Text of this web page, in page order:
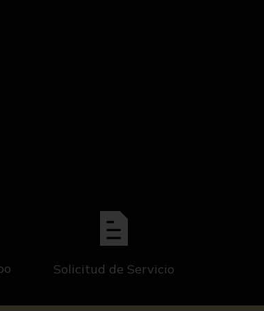
Solicitud de Servicio